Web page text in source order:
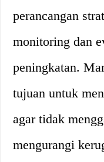
perancangan
monitoring dan
peningkatan.
tujuan untuk
agar tidak
mengurangi